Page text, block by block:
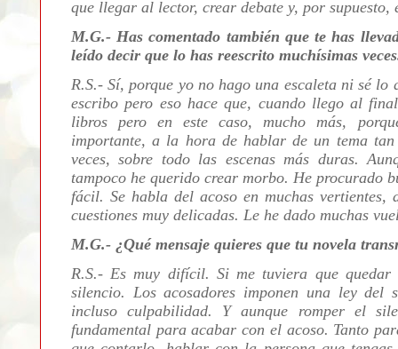
que llegar al lector, crear debate y, por
M.G.- Has comentado también que te has
leído decir que lo has reescrito muchísimas
R.S.- Sí, porque yo no hago una escaleta ni sé
escribo pero eso hace que, cuando llego al
libros pero en este caso, mucho más,
importante, a la hora de hablar de un tema
veces, sobre todo las escenas más duras.
tampoco he querido crear morbo. He procurado
fácil. Se habla del acoso en muchas
cuestiones muy delicadas. Le he dado muchas
M.G.- ¿Qué mensaje quieres que tu novela
R.S.- Es muy difícil. Si me tuviera que
silencio. Los acosadores imponen una ley del
incluso culpabilidad. Y aunque romper el
fundamental para acabar con el acoso. Tanto